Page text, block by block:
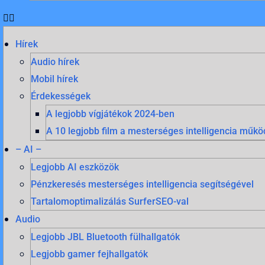
Hírek
Audio hírek
Mobil hírek
Érdekességek
A legjobb vígjátékok 2024-ben
A 10 legjobb film a mesterséges intelligencia
– AI –
Legjobb AI eszközök
Pénzkeresés mesterséges intelligencia segítségével
Tartalomoptimalizálás SurferSEO-val
Audio
Legjobb JBL Bluetooth fülhallgatók
Legjobb gamer fejhallgatók